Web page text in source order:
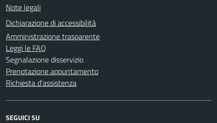
Note legali
Dichiarazione di accessibilità
Amministrazione trasparente
Leggi le FAQ
Segnalazione disservizio
Prenotazione appuntamento
Richiesta d'assistenza
SEGUICI SU